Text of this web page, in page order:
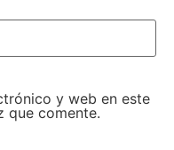
y web en este
que comente.